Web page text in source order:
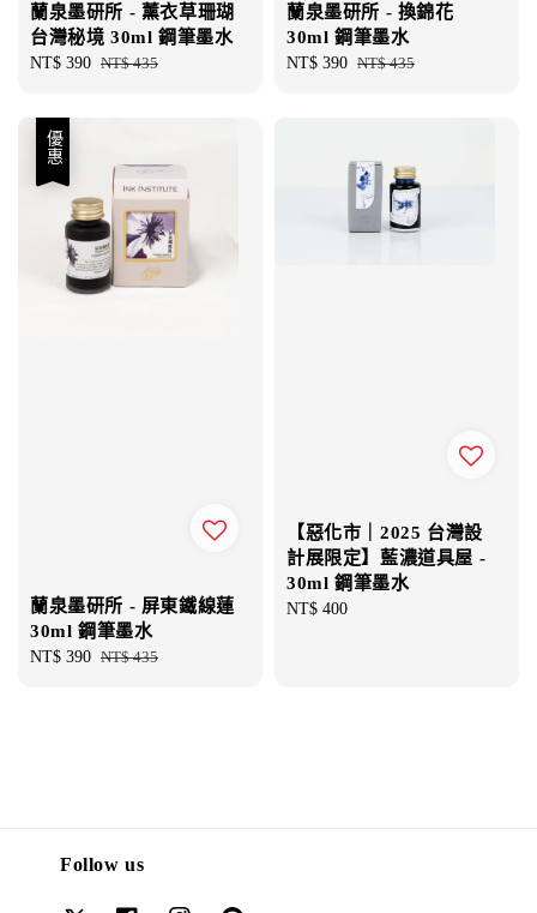
蘭泉墨研所 - 薰衣草珊瑚
台灣秘境 30ml 鋼筆墨水
Sale
NT$ 390 Regular
NT$ 435
蘭泉墨研所 - 換錦花
30ml 鋼筆墨水
Sale
NT$ 390 Regular
NT$ 435
優惠
蘭泉墨研所 - 屏東鐵線蓮
30ml 鋼筆墨水
Sale
NT$ 390 Regular
NT$ 435
【惡化市｜2025 台灣設
計展限定】藍濃道具屋 -
30ml 鋼筆墨水
Regular
NT$ 400
Follow us